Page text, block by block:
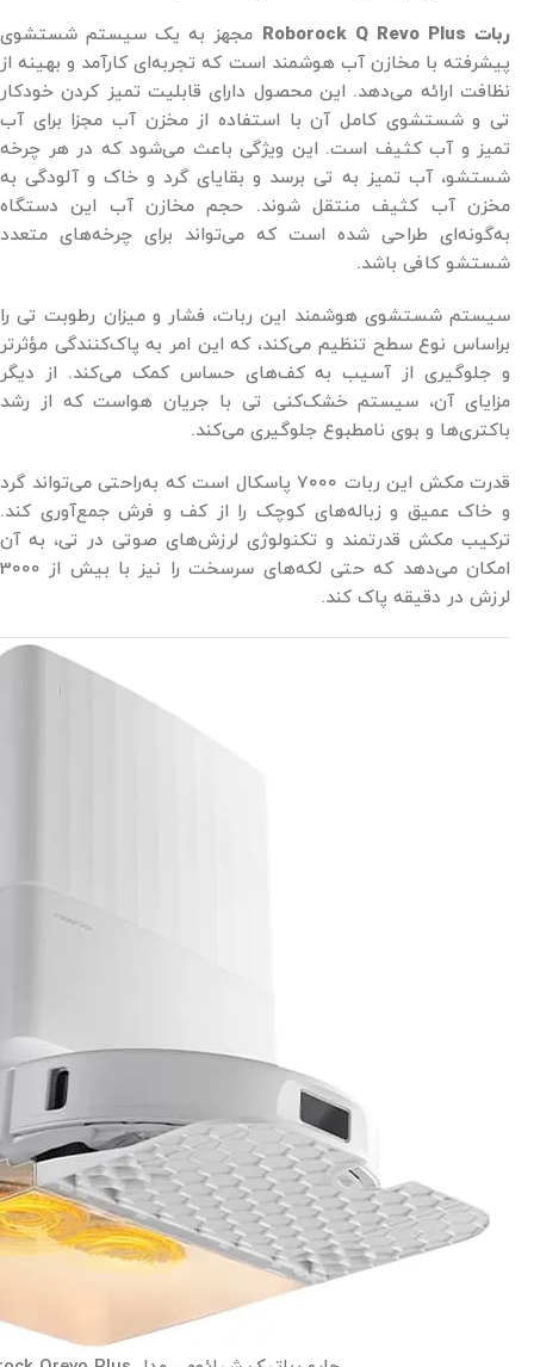
ربات Roborock Q Revo Plus
مجهز به یک سیستم شستشوی
پیشرفته با مخازن آب هوشمند است که تجربه‌ای کارآمد و بهینه از
نظافت ارائه می‌دهد. این محصول دارای قابلیت تمیز کردن خودکار
تی و شستشوی کامل آن با استفاده از مخزن آب مجزا برای آب
تمیز و آب کثیف است. این ویژگی باعث می‌شود که در هر چرخه
شستشو، آب تمیز به تی برسد و بقایای گرد و خاک و آلودگی به
مخزن آب کثیف منتقل شوند. حجم مخازن آب این دستگاه
به‌گونه‌ای طراحی شده است که می‌تواند برای چرخه‌های متعدد
شستشو کافی باشد.
سیستم شستشوی هوشمند این ربات، فشار و میزان رطوبت تی را
براساس نوع سطح تنظیم می‌کند، که این امر به پاک‌کنندگی مؤثرتر
و جلوگیری از آسیب به کف‌های حساس کمک می‌کند. از دیگر
مزایای آن، سیستم خشک‌کنی تی با جریان هواست که از رشد
باکتری‌ها و بوی نامطبوع جلوگیری می‌کند.
قدرت مکش این ربات 7000 پاسکال است که به‌راحتی می‌تواند گرد
و خاک عمیق و زباله‌های کوچک را از کف و فرش جمع‌آوری کند.
ترکیب مکش قدرتمند و تکنولوژی لرزش‌های صوتی در تی، به آن
امکان می‌دهد که حتی لکه‌های سرسخت را نیز با بیش از 3000
لرزش در دقیقه پاک کند.